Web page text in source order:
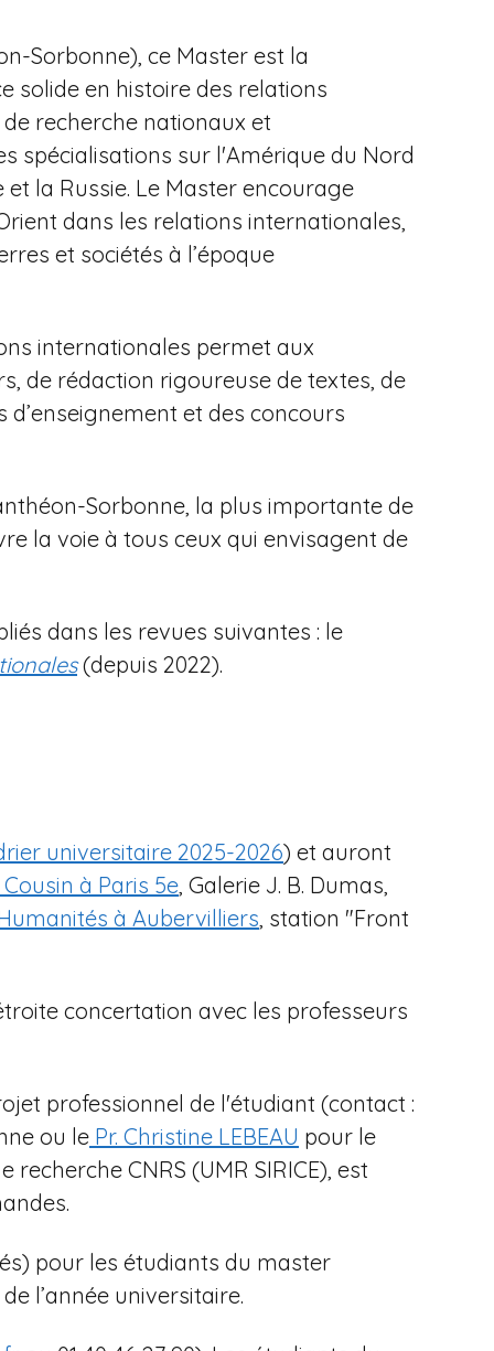
Sorbonne), ce Master est la
solide en histoire des relations
recherche nationaux et
spécialisations sur l'Amérique du Nord
la Russie. Le Master encourage
dans les relations internationales,
et sociétés à l’époque
internationales permet aux
de rédaction rigoureuse de textes, de
et des concours
Sorbonne, la plus importante de
la voie à tous ceux qui envisagent de
dans les revues suivantes : le
(depuis 2022).
universitaire 2025-2026) et auront
à Paris 5e, Galerie J. B. Dumas,
à Aubervilliers, station "Front
concertation avec les professeurs
professionnel de l'étudiant (contact :
ou le Pr. Christine LEBEAU pour le
recherche CNRS (UMR SIRICE), est
pour les étudiants du master
l’année universitaire.